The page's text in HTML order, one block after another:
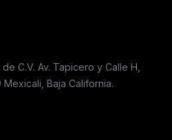
C.V. Av. Tapicero y Calle H,
Mexicali, Baja California.